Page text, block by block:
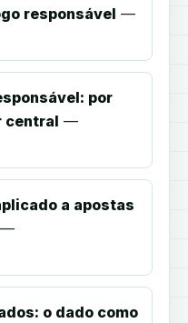
responsável —
por
central —
a apostas
—
o dado como